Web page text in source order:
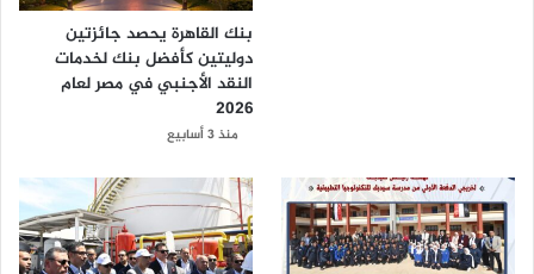
بنك القاهرة يحصد جائزتين
دوليتين كأفضل بنك لخدمات
النقد الأجنبي في مصر لعام
2026
منذ 3 أسابيع